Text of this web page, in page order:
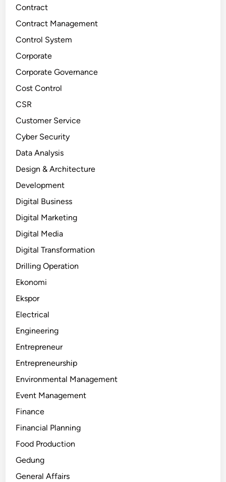
Contract
Contract Management
Control System
Corporate
Corporate Governance
Cost Control
CSR
Customer Service
Cyber Security
Data Analysis
Design & Architecture
Development
Digital Business
Digital Marketing
Digital Media
Digital Transformation
Drilling Operation
Ekonomi
Ekspor
Electrical
Engineering
Entrepreneur
Entrepreneurship
Environmental Management
Event Management
Finance
Financial Planning
Food Production
Gedung
General Affairs